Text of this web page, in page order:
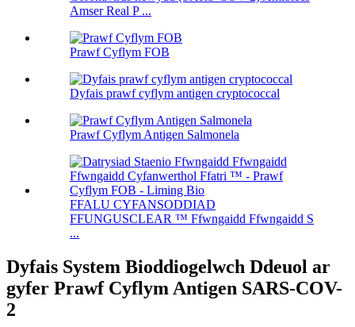
Amser Real P ...
Prawf Cyflym FOB
Dyfais prawf cyflym antigen cryptococcal
Prawf Cyflym Antigen Salmonela
FFALU CYFANSODDIAD
FFUNGUSCLEAR ™ Ffwngaidd Ffwngaidd S
...
Dyfais System Bioddiogelwch Ddeuol ar
gyfer Prawf Cyflym Antigen SARS-COV-
2